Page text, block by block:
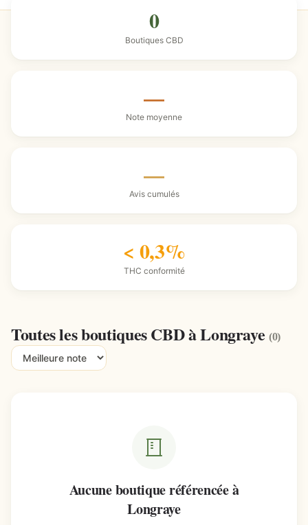
0
Boutiques CBD
—
Note moyenne
—
Avis cumulés
< 0,3%
THC conformité
Toutes les boutiques CBD à Longraye(0)
Aucune boutique référencée à
Longraye